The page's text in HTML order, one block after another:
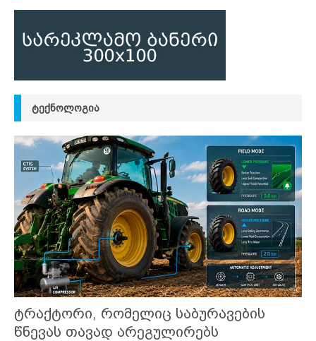
ᲢᲔᲥᲜᲝᲚᲝᲒᲘᲐ
ტრაქტორი, რომელიც საბურავების
წნევას თავად არეგულირებს